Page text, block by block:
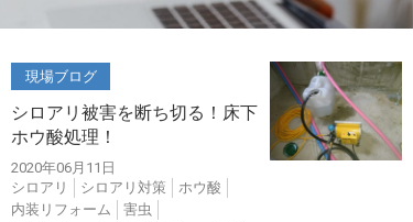
現場ブログ
シロアリ被害を断ち切る！床下
ホウ酸処理！
2020年06月11日
シロアリ
シロアリ対策
ホウ酸
内装リフォーム
害虫